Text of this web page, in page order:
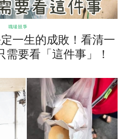
職場競爭
一生的成敗！看清一
需要看「這件事」！